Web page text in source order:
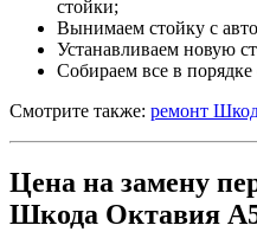
стойки;
Вынимаем стойку с
Устанавливаем новую
Собираем все в
Смотрите также: ремонт
Цена на замену
Шкода Октавия